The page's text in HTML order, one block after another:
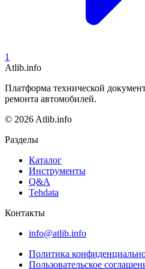
1
Atlib.info
Платформа технической
ремонта автомобилей.
© 2026 Atlib.info
Разделы
Каталог
Инструменты
Q&A
Tehdata
Контакты
info@atlib.info
Политика
Пользовательское